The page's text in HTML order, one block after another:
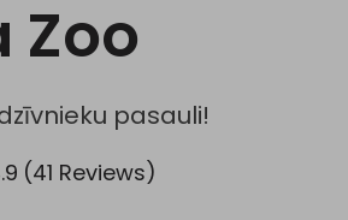
Zoo
pasauli!
(41 Reviews)